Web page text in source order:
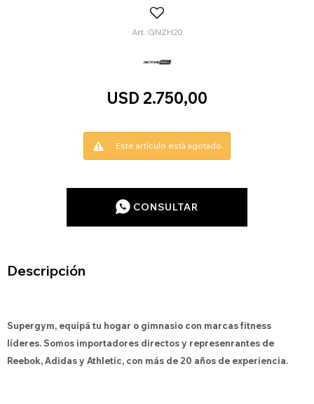
GNZH20
USD 2.750,00
Este artículo está agotado.
CONSULTAR
Descripción
Supergym, equipá tu hogar o gimnasio con marcas fitness
líderes. Somos importadores directos y represenrantes de
Reebok, Adidas y Athletic, con más de 20 años de experiencia.